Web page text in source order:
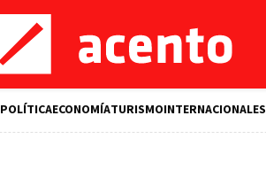
POLÍTICAECONOMÍATURISMOINTERNACIONALES